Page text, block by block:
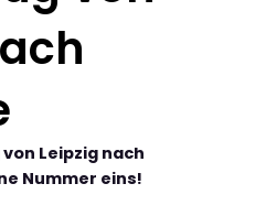
Leipzig nach
Nummer eins!